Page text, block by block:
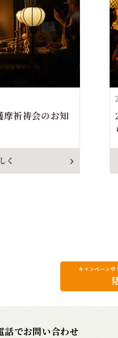
祈祷会のお知
く
キャンペーン
話でお問い合わせ